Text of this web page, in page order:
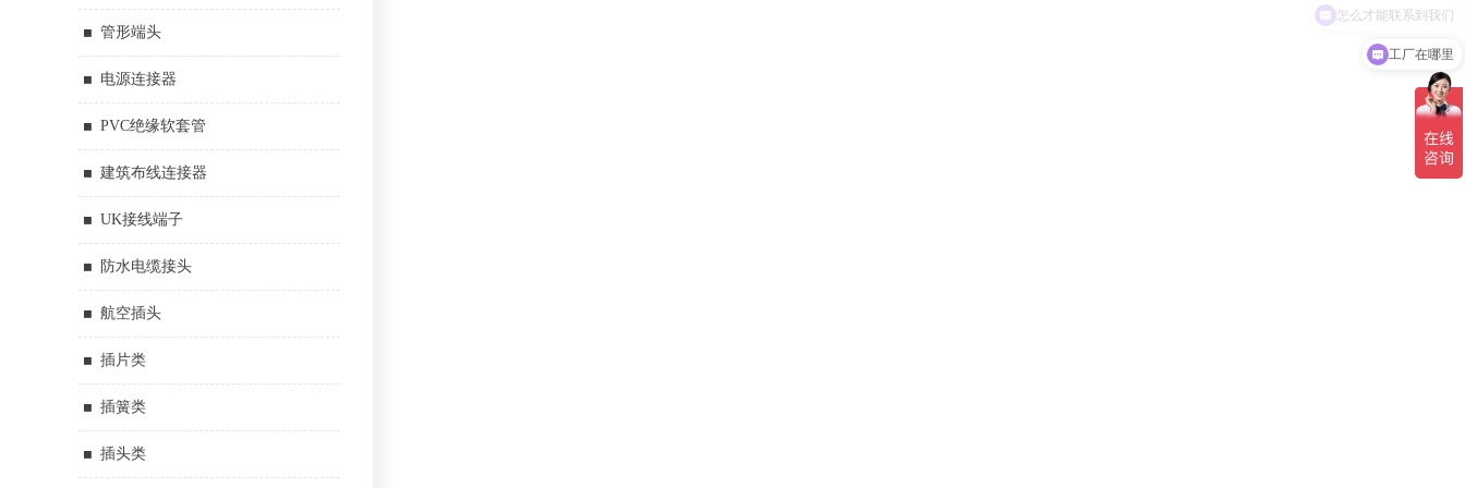
管形端头
电源连接器
PVC绝缘软套管
建筑布线连接器
UK接线端子
防水电缆接头
航空插头
插片类
插簧类
插头类
工厂在哪里
怎么才能联系到我们